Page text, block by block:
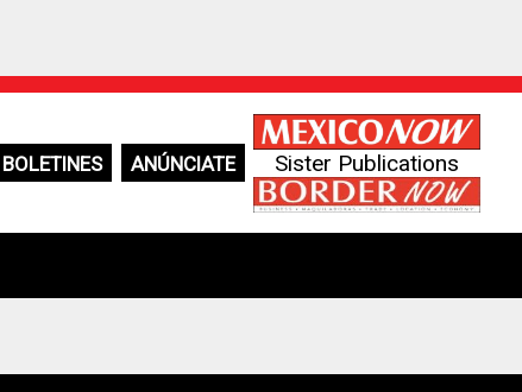
BOLETINES ANÚNCIATE Sister Publications